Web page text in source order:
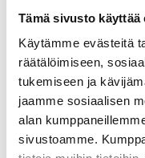
Tämä sivusto käyttää
Käytämme evästeitä
räätälöimiseen,
tukemiseen ja
jaamme sosiaalisen
alan
sivustoamme.
Tiimille
Lahjoita ja liity